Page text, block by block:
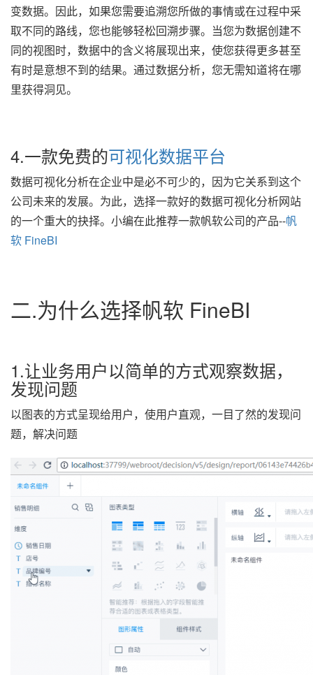
变数据。因此，如果您需要追溯您所做的事情或在过程中采
取不同的路线，您也能够轻松回溯步骤。当您为数据创建不
同的视图时，数据中的含义将展现出来，使您获得更多甚至
有时是意想不到的结果。通过数据分析，您无需知道将在哪
里获得洞见。
4.一款免费的可视化数据平台
数据可视化分析在企业中是必不可少的，因为它关系到这个
公司未来的发展。为此，选择一款好的数据可视化分析网站
的一个重大的抉择。小编在此推荐一款帆软公司的产品--帆
软 FineBI
二.为什么选择帆软 FineBI
1.让业务用户以简单的方式观察数据，
发现问题
以图表的方式呈现给用户，使用户直观，一目了然的发现问
题，解决问题